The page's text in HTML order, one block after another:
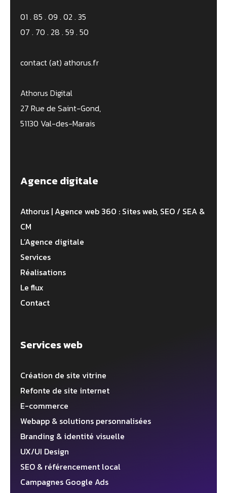
01 . 85 . 09 . 02 . 35
07 . 70 . 28 . 59 . 50
contact (at) athorus.fr
Athorus Digital
27 Rue de Saint-Gond,
51130 Val-des-Marais
Agence digitale
Athorus | Agence web 360 : Sites web, SEO / SEA &
CM
L’Agence digitale
Services
Réalisations
Le flux
Contact
Services web
Création de site vitrine
Refonte de site internet
E-commerce
Webapp & solutions personnalisées
Branding & identité visuelle
UX/UI Design
SEO & référencement local
Campagnes Google Ads